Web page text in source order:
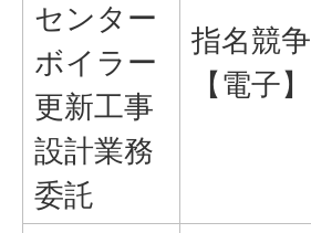
センター
ボイラー
更新工事
設計業務
委託
指名競争
【電子】